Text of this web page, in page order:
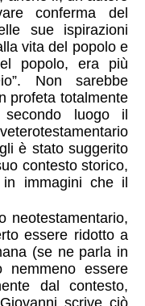
conferma del
sue ispirazioni
vita del popolo e
popolo, era più
Non sarebbe
profeta totalmente
luogo il
è stato suggerito
contesto storico,
immagini che il
neotestamentario,
essere ridotto a
(se ne parla in
nemmeno essere
dal contesto,